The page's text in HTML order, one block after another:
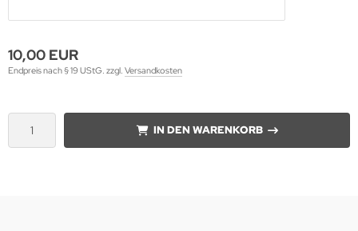
10,00 EUR
Endpreis nach § 19 UStG. zzgl. Versandkosten
IN DEN WARENKORB